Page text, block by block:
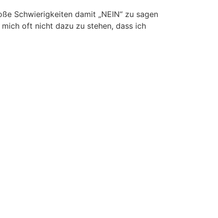
Schwierigkeiten damit „NEIN“ zu sagen
oft nicht dazu zu stehen, dass ich